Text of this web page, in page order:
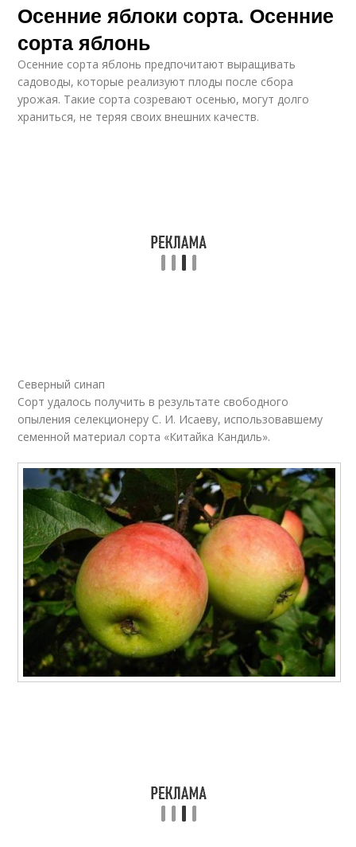
Зимние яблоки Яблоки с фото
Осенние яблоки сорта. Осенние
сорта яблонь
Осенние сорта яблонь предпочитают выращивать
садоводы, которые реализуют плоды после сбора
урожая. Такие сорта созревают осенью, могут долго
храниться, не теряя своих внешних качеств.
Северный синап
Сорт удалось получить в результате свободного
опыления селекционеру С. И. Исаеву, использовавшему
семенной материал сорта «Китайка Кандиль».